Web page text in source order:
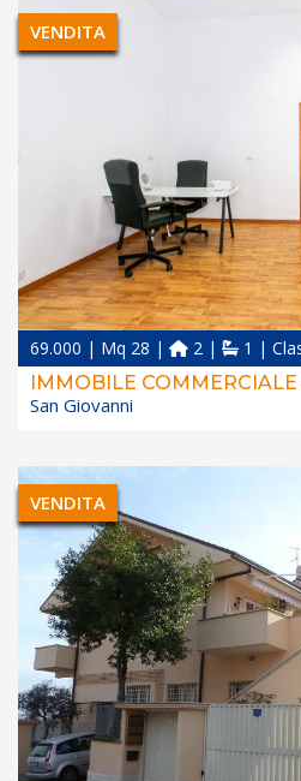
VENDITA
69.000 | Mq 28 | 2 |
1 |
IMMOBILE
San Giovanni
VENDITA